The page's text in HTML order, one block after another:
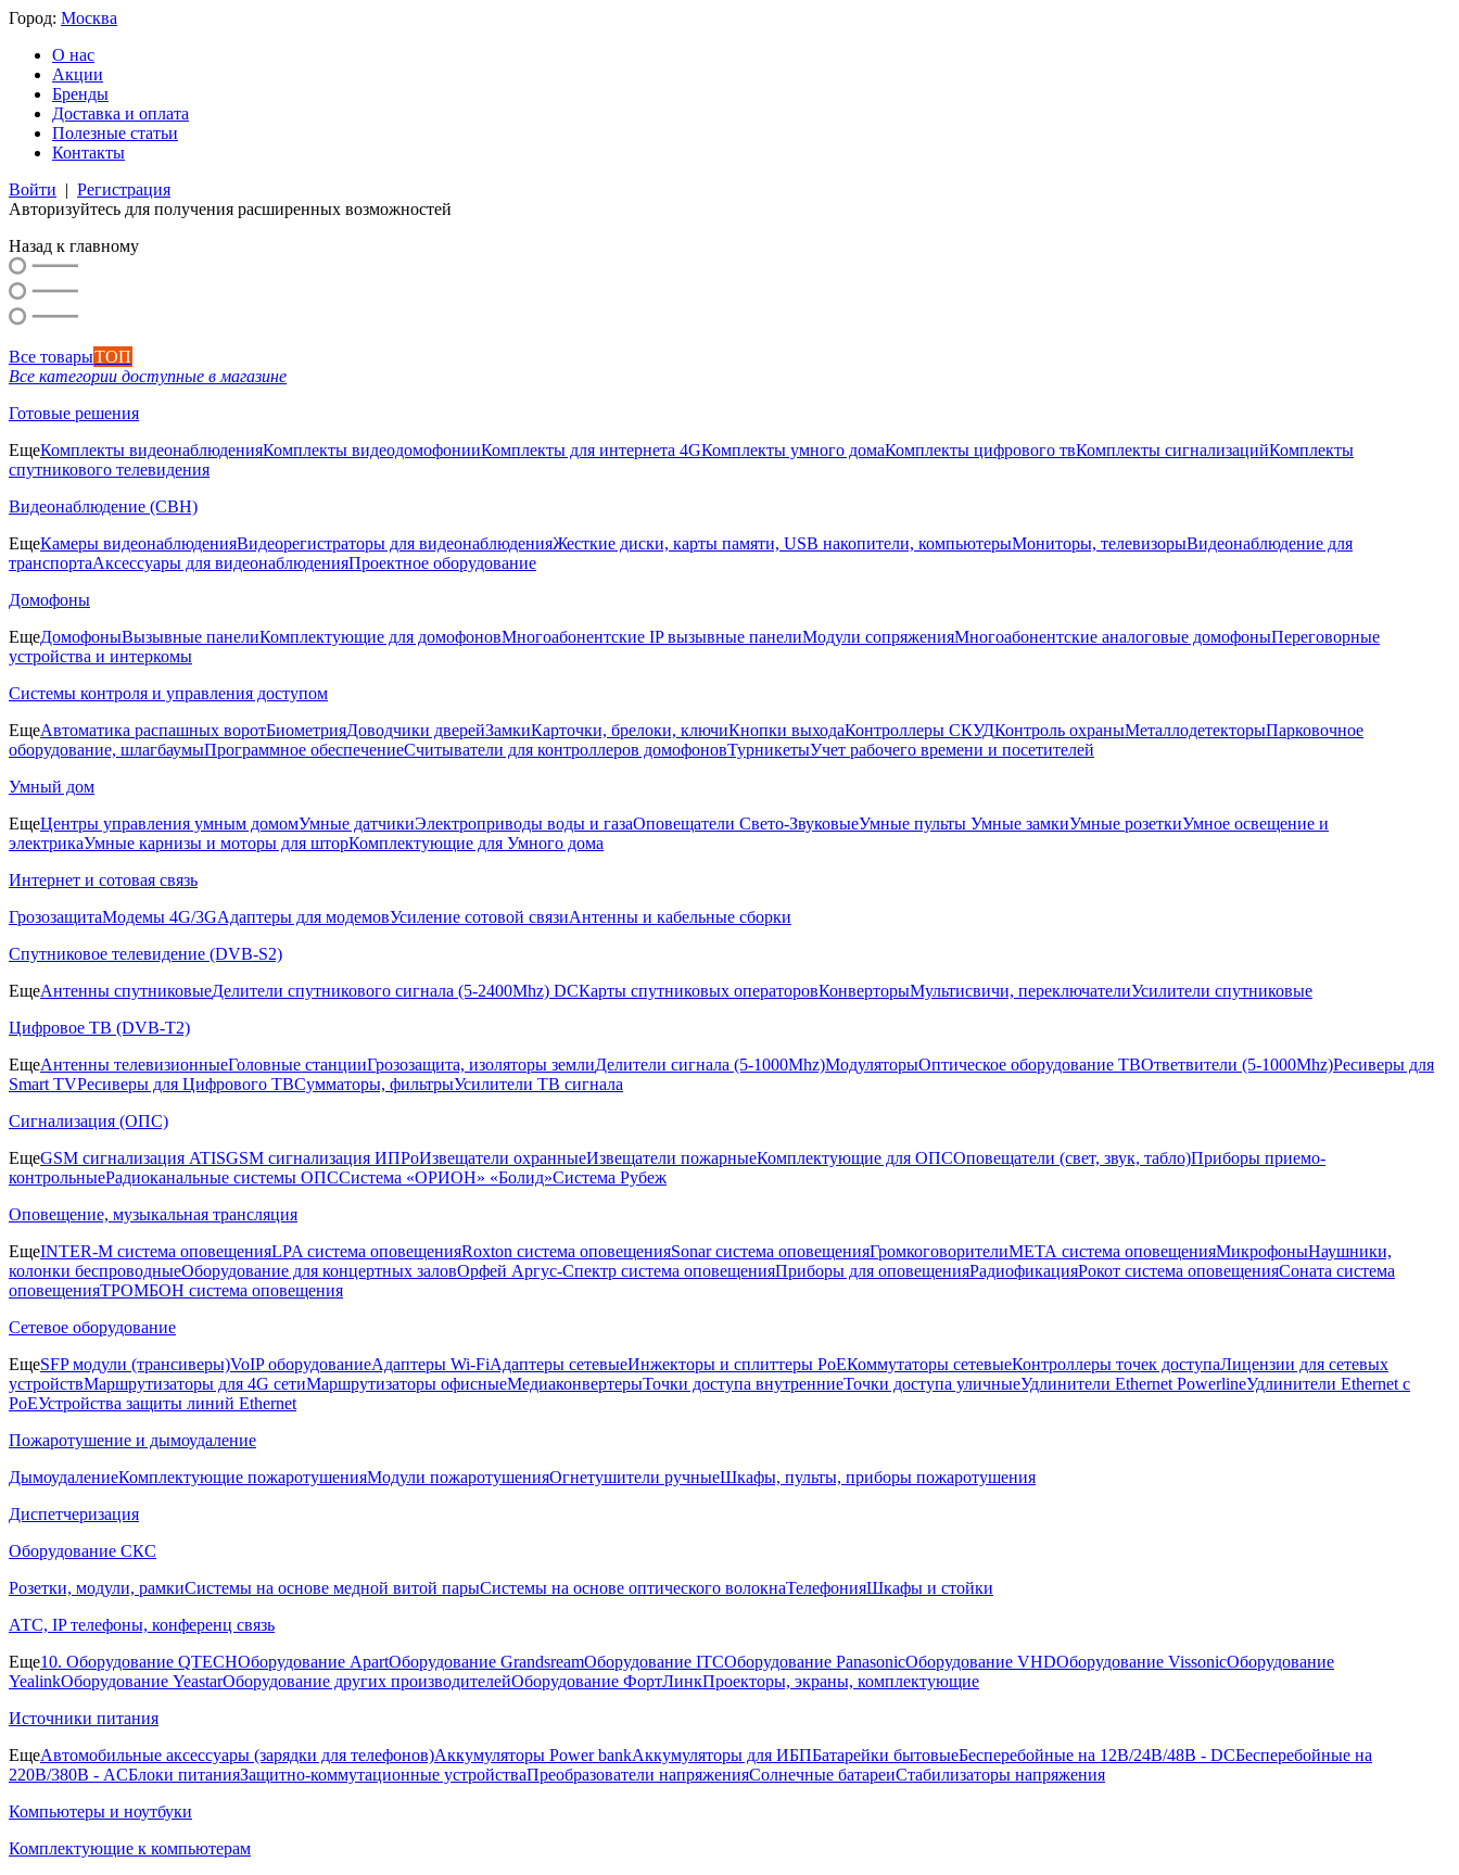
Город: Москва
О нас
Акции
Бренды
Доставка и оплата
Полезные статьи
Контакты
Войти | Регистрация
Авторизуйтесь для получения расширенных возможностей
Назад к главному
Все товарыТОП
Все категории доступные в магазине
Готовые решения
ЕщеКомплекты видеонаблюденияКомплекты видеодомофонииКомплекты для интернета 4GКомплекты умного домаКомплекты цифрового твКомплекты сигнализацийКомплекты
спутникового телевидения
Видеонаблюдение (СВН)
ЕщеКамеры видеонаблюденияВидеорегистраторы для видеонаблюденияЖесткие диски, карты памяти, USB накопители, компьютерыМониторы, телевизорыВидеонаблюдение для
транспортаАксессуары для видеонаблюденияПроектное оборудование
Домофоны
ЕщеДомофоныВызывные панелиКомплектующие для домофоновМногоабонентские IP вызывные панелиМодули сопряженияМногоабонентские аналоговые домофоныПереговорные
устройства и интеркомы
Системы контроля и управления доступом
ЕщеАвтоматика распашных воротБиометрияДоводчики дверейЗамкиКарточки, брелоки, ключиКнопки выходаКонтроллеры СКУДКонтроль охраныМеталлодетекторыПарковочное
оборудование, шлагбаумыПрограммное обеспечениеСчитыватели для контроллеров домофоновТурникетыУчет рабочего времени и посетителей
Умный дом
ЕщеЦентры управления умным домомУмные датчикиЭлектроприводы воды и газаОповещатели Свето-ЗвуковыеУмные пульты Умные замкиУмные розеткиУмное освещение и
электрикаУмные карнизы и моторы для шторКомплектующие для Умного дома
Интернет и сотовая связь
ГрозозащитаМодемы 4G/3GАдаптеры для модемовУсиление сотовой связиАнтенны и кабельные сборки
Спутниковое телевидение (DVB-S2)
ЕщеАнтенны спутниковыеДелители спутникового сигнала (5-2400Mhz) DCКарты спутниковых операторовКонверторыМультисвичи, переключателиУсилители спутниковые
Цифровое ТВ (DVB-T2)
ЕщеАнтенны телевизионныеГоловные станцииГрозозащита, изоляторы землиДелители сигнала (5-1000Mhz)МодуляторыОптическое оборудование ТВОтветвители (5-1000Mhz)Ресиверы для
Smart TVРесиверы для Цифрового ТВСумматоры, фильтрыУсилители ТВ сигнала
Сигнализация (ОПС)
ЕщеGSM сигнализация ATISGSM сигнализация ИПРоИзвещатели охранныеИзвещатели пожарныеКомплектующие для ОПСОповещатели (свет, звук, табло)Приборы приемо-
контрольныеРадиоканальные системы ОПССистема «ОРИОН» «Болид»Система Рубеж
Оповещение, музыкальная трансляция
ЕщеINTER-M система оповещенияLPA система оповещенияRoxton система оповещенияSonar система оповещенияГромкоговорителиМЕТА система оповещенияМикрофоныНаушники,
колонки беспроводныеОборудование для концертных заловОрфей Аргус-Спектр система оповещенияПриборы для оповещенияРадиофикацияРокот система оповещенияСоната система
оповещенияТРОМБОН система оповещения
Сетевое оборудование
ЕщеSFP модули (трансиверы)VoIP оборудованиеАдаптеры Wi-FiАдаптеры сетевыеИнжекторы и сплиттеры РоЕКоммутаторы сетевыеКонтроллеры точек доступаЛицензии для сетевых
устройствМаршрутизаторы для 4G сетиМаршрутизаторы офисныеМедиаконвертерыТочки доступа внутренниеТочки доступа уличныеУдлинители Ethernet PowerlineУдлинители Ethernet с
PoEУстройства защиты линий Ethernet
Пожаротушение и дымоудаление
ДымоудалениеКомплектующие пожаротушенияМодули пожаротушенияОгнетушители ручныеШкафы, пульты, приборы пожаротушения
Диспетчеризация
Оборудование СКС
Розетки, модули, рамкиСистемы на основе медной витой парыСистемы на основе оптического волокнаТелефонияШкафы и стойки
АТС, IP телефоны, конференц связь
Еще10. Оборудование QTECHОборудование ApartОборудование GrandsreamОборудование ITCОборудование PanasonicОборудование VHDОборудование VissonicОборудование
YealinkОборудование YeastarОборудование других производителейОборудование ФортЛинкПроекторы, экраны, комплектующие
Источники питания
ЕщеАвтомобильные аксессуары (зарядки для телефонов)Аккумуляторы Power bankАккумуляторы для ИБПБатарейки бытовыеБесперебойные на 12В/24В/48В - DCБесперебойные на
220В/380В - ACБлоки питанияЗащитно-коммутационные устройстваПреобразователи напряженияСолнечные батареиСтабилизаторы напряжения
Компьютеры и ноутбуки
Комплектующие к компьютерам